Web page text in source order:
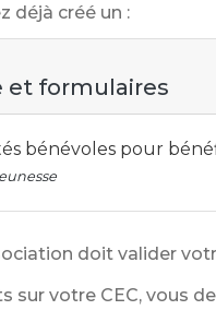
déjà créé un :
et formulaires
bénévoles pour
doit valider
sur votre CEC, vous